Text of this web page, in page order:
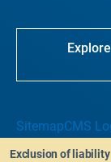
SitemapCMS
Exclusion of liability